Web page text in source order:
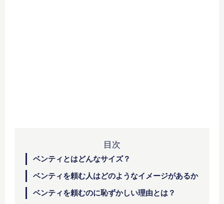
目次
ベンティとはどんなサイズ？
ベンティを頼む人はどのようなイメージがあるか
ベンティを頼むのに恥ずかしい理由とは？